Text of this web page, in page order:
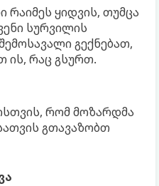
ყიდვის, თუმცა
სურვილის
გექნებათ,
ის, რაც გსურთ.
რომ მოზარდმა
გთავაზობთ